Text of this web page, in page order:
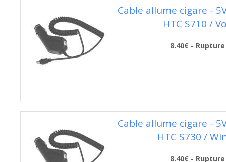
Cable allume cigare -
HTC S710 /
8.40€ - Rupture
Cable allume cigare -
HTC S730 /
8.40€ - Rupture